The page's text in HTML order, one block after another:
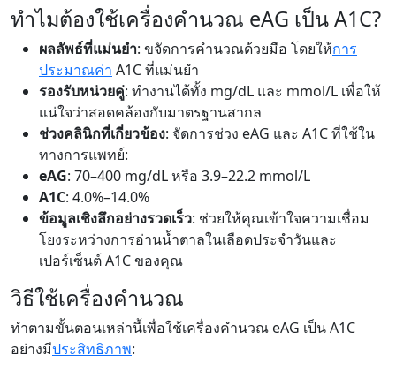
ทำไมต้องใช้เครื่องคำนวณ eAG เป็น A1C?
ผลลัพธ์ที่แม่นยำ: ขจัดการคำนวณด้วยมือ โดยให้การ
ประมาณค่า A1C ที่แม่นยำ
รองรับหน่วยคู่: ทำงานได้ทั้ง mg/dL และ mmol/L เพื่อให้
แน่ใจว่าสอดคล้องกับมาตรฐานสากล
ช่วงคลินิกที่เกี่ยวข้อง: จัดการช่วง eAG และ A1C ที่ใช้ใน
ทางการแพทย์:
eAG: 70–400 mg/dL หรือ 3.9–22.2 mmol/L
A1C: 4.0%–14.0%
ข้อมูลเชิงลึกอย่างรวดเร็ว: ช่วยให้คุณเข้าใจความเชื่อม
โยงระหว่างการอ่านน้ำตาลในเลือดประจำวันและ
เปอร์เซ็นต์ A1C ของคุณ
วิธีใช้เครื่องคำนวณ
ทำตามขั้นตอนเหล่านี้เพื่อใช้เครื่องคำนวณ eAG เป็น A1C
อย่างมีประสิทธิภาพ: